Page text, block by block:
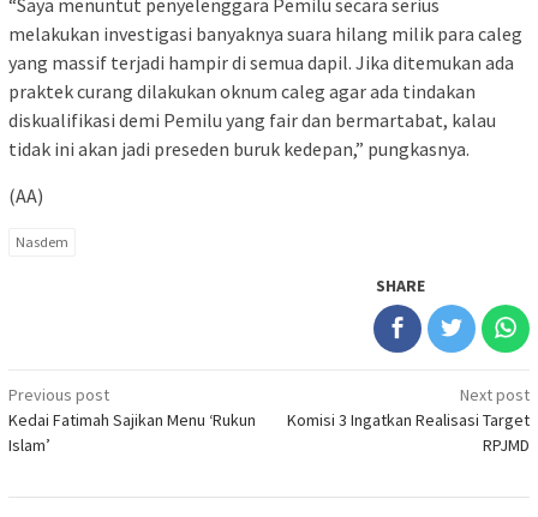
“Saya menuntut penyelenggara Pemilu secara serius
melakukan investigasi banyaknya suara hilang milik para caleg
yang massif terjadi hampir di semua dapil. Jika ditemukan ada
praktek curang dilakukan oknum caleg agar ada tindakan
diskualifikasi demi Pemilu yang fair dan bermartabat, kalau
tidak ini akan jadi preseden buruk kedepan,” pungkasnya.
(AA)
Nasdem
SHARE
Post
navigation
Previous post
Kedai Fatimah Sajikan Menu ‘Rukun
Islam’
Next post
Komisi 3 Ingatkan Realisasi Target
RPJMD